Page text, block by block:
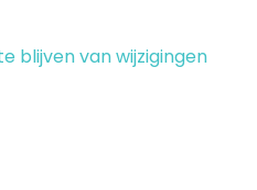
blijven van wijzigingen